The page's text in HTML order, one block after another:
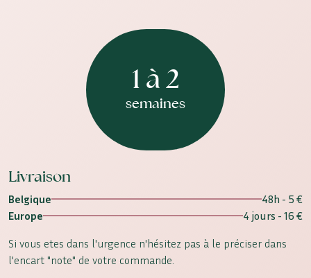
1 à 2
semaines
Livraison
Belgique
48h - 5 €
Europe
4 jours - 16 €
Si vous etes dans l'urgence n'hésitez pas à le préciser dans
l'encart "note" de votre commande.